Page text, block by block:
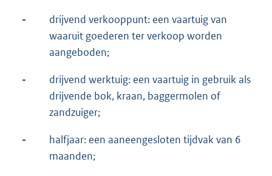
-
drijvend verkooppunt: een vaartuig van
waaruit goederen ter verkoop worden
aangeboden;
-
drijvend werktuig: een vaartuig in gebruik als
drijvende bok, kraan, baggermolen of
zandzuiger;
-
halfjaar: een aaneengesloten tijdvak van 6
maanden;